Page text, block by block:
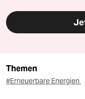
Themen
#Erneuerbare Energien